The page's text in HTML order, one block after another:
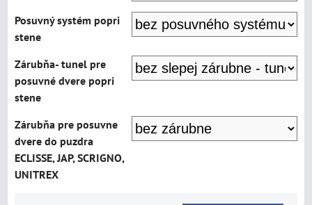
Posuvný systém popri
stene
Zárubňa- tunel pre
posuvné dvere popri
stene
Zárubňa pre posuvne
dvere do puzdra
ECLISSE, JAP, SCRIGNO,
UNITREX